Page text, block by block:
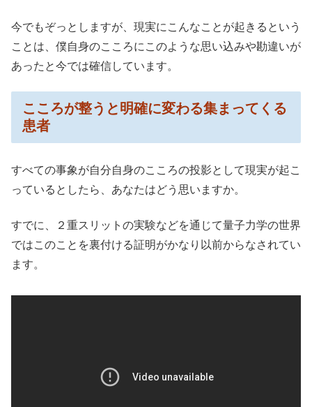
今でもぞっとしますが、現実にこんなことが起きるという
ことは、僕自身のこころにこのような思い込みや勘違いが
あったと今では確信しています。
こころが整うと明確に変わる集まってくる
患者
すべての事象が自分自身のこころの投影として現実が起こ
っているとしたら、あなたはどう思いますか。
すでに、２重スリットの実験などを通じて量子力学の世界
ではこのことを裏付ける証明がかなり以前からなされてい
ます。